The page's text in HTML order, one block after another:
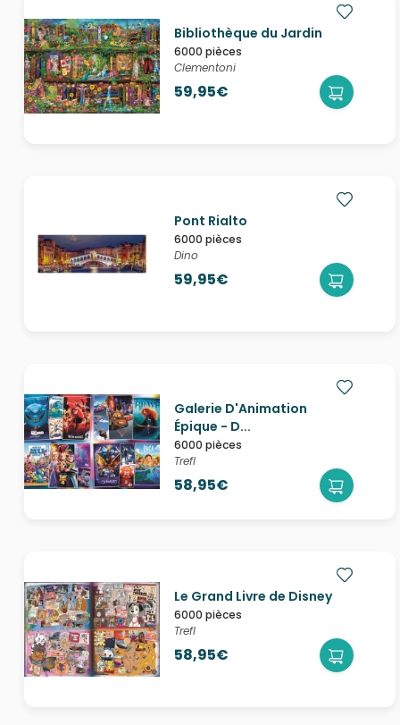
Bibliothèque du Jardin
6000 pièces
Clementoni
59,95€
Pont Rialto
6000 pièces
Dino
59,95€
Galerie D'Animation
Épique - D...
6000 pièces
Trefl
58,95€
Le Grand Livre de Disney
6000 pièces
Trefl
58,95€